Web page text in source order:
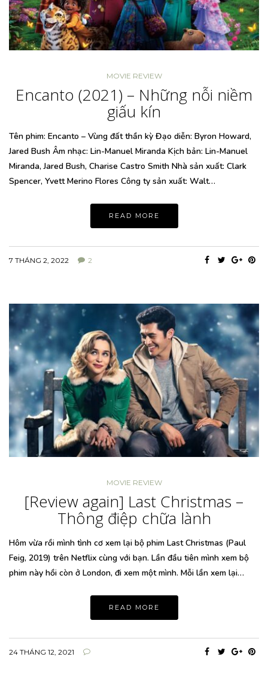
MOVIE REVIEW
Encanto (2021) – Những nỗi niềm
giấu kín
Tên phim: Encanto – Vùng đất thần kỳ Đạo diễn: Byron Howard,
Jared Bush Âm nhạc: Lin-Manuel Miranda Kịch bản: Lin-Manuel
Miranda, Jared Bush, Charise Castro Smith Nhà sản xuất: Clark
Spencer, Yvett Merino Flores Công ty sản xuất: Walt…
READ MORE
7 THÁNG 2, 2022 2
MOVIE REVIEW
[Review again] Last Christmas –
Thông điệp chữa lành
Hôm vừa rồi mình tình cơ xem lại bộ phim Last Christmas (Paul
Feig, 2019) trên Netflix cùng với bạn. Lần đầu tiên mình xem bộ
phim này hồi còn ở London, đi xem một mình. Mỗi lần xem lại…
READ MORE
24 THÁNG 12, 2021